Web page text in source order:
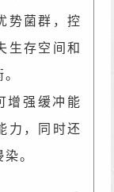
势菌群，控
生存空间和
增强缓冲能
力，同时还
。